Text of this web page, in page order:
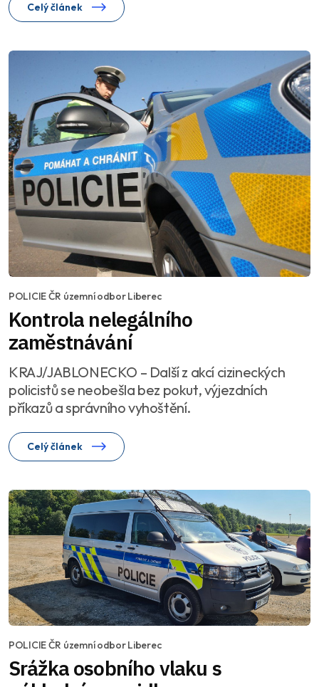
Celý článek
POLICIE ČR územní odbor Liberec
Kontrola nelegálního
zaměstnávání
KRAJ/JABLONECKO – Další z akcí cizineckých
policistů se neobešla bez pokut, výjezdních
příkazů a správního vyhoštění.
Celý článek
POLICIE ČR územní odbor Liberec
Srážka osobního vlaku s